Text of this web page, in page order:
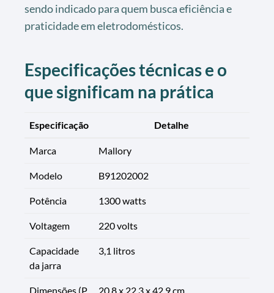
sendo indicado para quem busca eficiência e
praticidade em eletrodomésticos.
Especificações técnicas e o
que significam na prática
Especificação Detalhe
Marca Mallory
Modelo B91202002
Potência 1300 watts
Voltagem 220 volts
Capacidade
da jarra
3,1 litros
Dimensões (P 20,8 x 22,3 x 42,9 cm